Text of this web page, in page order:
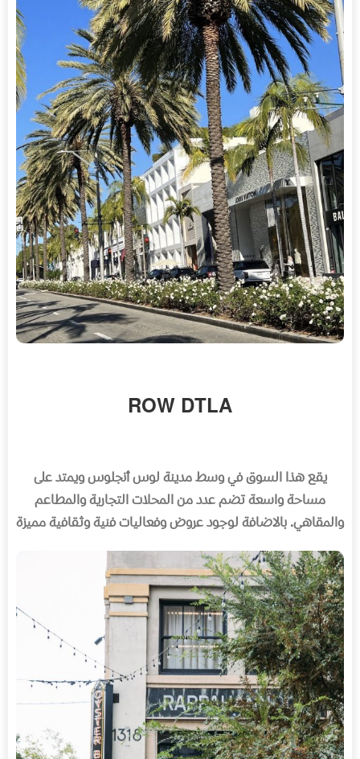
ROW DTLA
يقع هذا السوق في وسط مدينة لوس أنجلوس ويمتد على
مساحة واسعة تضم عدد من المحلات التجارية والمطاعم
والمقاهي.بالاضافة لوجود عروض وفعاليات فنية وثقافية مميزة